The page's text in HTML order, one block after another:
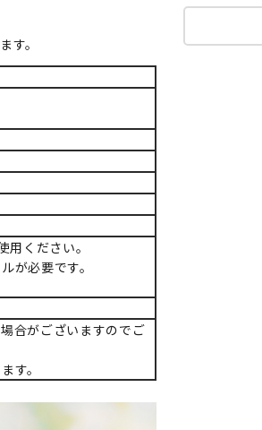
す。
ください。
必要です。
合がございますのでご
す。